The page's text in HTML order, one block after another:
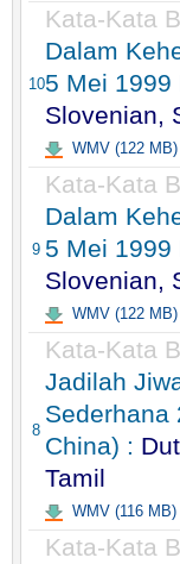
10
Kata-Kata
Dalam
5 Mei 1999
Slovenian,
WMV (122 MB)
9
Kata-Kata
Dalam
5 Mei 1999
Slovenian,
WMV (122 MB)
8
Kata-Kata
Jadilah
Sederhana
China) :
Tamil
WMV (116 MB)
Kata-Kata